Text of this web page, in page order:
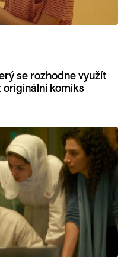
se rozhodne využít
komiks